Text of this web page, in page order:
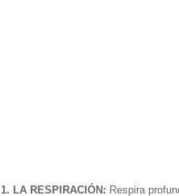
1. LA RESPIRACIÓN: Respira